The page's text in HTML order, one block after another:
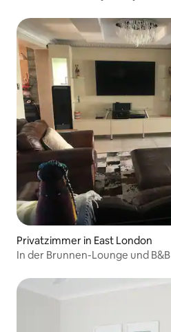
Privatzimmer in East London
In der Brunnen-Lounge und B&B